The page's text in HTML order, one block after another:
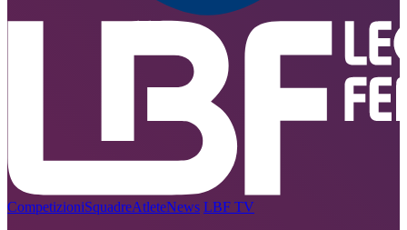
CompetizioniSquadreAtleteNews LBF TV